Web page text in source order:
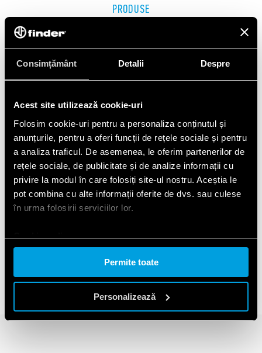
Consimțământ Detalii Despre
Acest site utilizează cookie-uri
Folosim cookie-uri pentru a personaliza conținutul și
anunțurile, pentru a oferi funcții de rețele sociale și pentru
a analiza traficul. De asemenea, le oferim partenerilor de
rețele sociale, de publicitate și de analize informații cu
privire la modul în care folosiți site-ul nostru. Aceștia le
pot combina cu alte informații oferite de dvs. sau culese
în urma folosirii serviciilor lor.
Cookie policy.
Permite toate
Personalizează
PRODUSE
Contoare de energie smart